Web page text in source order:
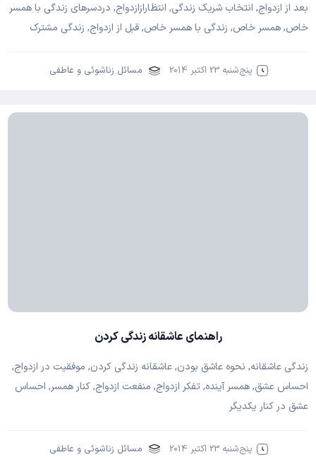
بعد از ازدواج, انتخاب شریک زندگی, انتظارازازدواج, دردسرهای زندگی با همسر
خاص, همسر خاص, زندگی با همسر خاص, قبل از ازدواج, زندگی مشترک
پنج‌شنبه 23 اکتبر 2014 مسائل زناشوئی و عاطفی
راهنمای عاشقانه زندگی کردن
زندگی عاشقانه, نحوه عاشق بودن, عاشقانه زندگی کردن, موفقیت در ازدواج,
احساس عشق, همسر آینده, تفکر ازدواج, منفعت ازدواج, کنار همسر, احساس
عشق در کنار یکدیگر
پنج‌شنبه 23 اکتبر 2014 مسائل زناشوئی و عاطفی